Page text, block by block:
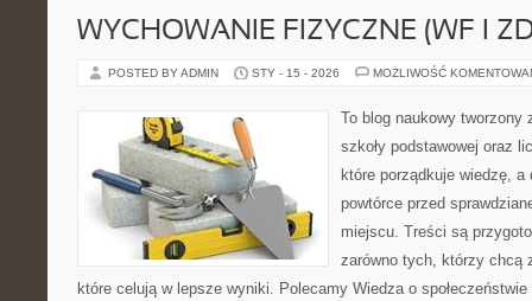
WYCHOWANIE FIZYCZNE (WF I
POSTED BY ADMIN STY - 15 - 2026 MOŻLIWOŚĆ
To blog naukowy tworzony
szkoły podstawowej oraz
które porządkuje wiedzę,
powtórce przed
miejscu. Treści są
zarówno tych, którzy chcą
które celują w lepsze wyniki. Polecamy Wiedza o